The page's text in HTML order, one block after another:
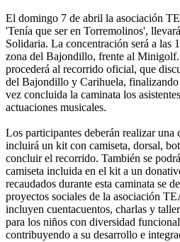
El domingo 7 de abril la asociación
'Tenía que ser en Torremolinos',
Solidaria. La concentración será a las
zona del Bajondillo, frente al Minigolf.
procederá al recorrido oficial, que
del Bajondillo y Carihuela,
vez concluida la caminata los
actuaciones musicales.
Los participantes deberán realizar
incluirá un kit con camiseta, dorsal,
concluir el recorrido. También se
camiseta incluida en el kit a un
recaudados durante esta caminata se
proyectos sociales de la asociación
incluyen cuentacuentos, charlas y
para los niños con diversidad
contribuyendo a su desarrollo e